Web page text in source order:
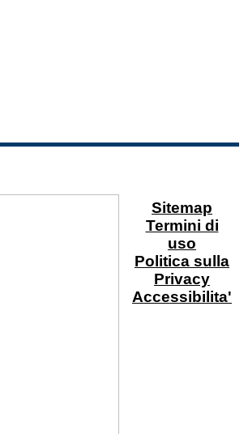
Sitemap
Termini di
uso
Politica sulla
Privacy
Accessibilita'